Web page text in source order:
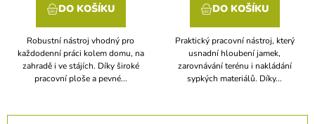
DO KOŠÍKU
Robustní nástroj vhodný pro
každodenní práci kolem domu, na
zahradě i ve stájích. Díky široké
pracovní ploše a pevné...
DO KOŠÍKU
Praktický pracovní nástroj, který
usnadní hloubení jamek,
zarovnávání terénu i nakládání
sypkých materiálů. Díky...